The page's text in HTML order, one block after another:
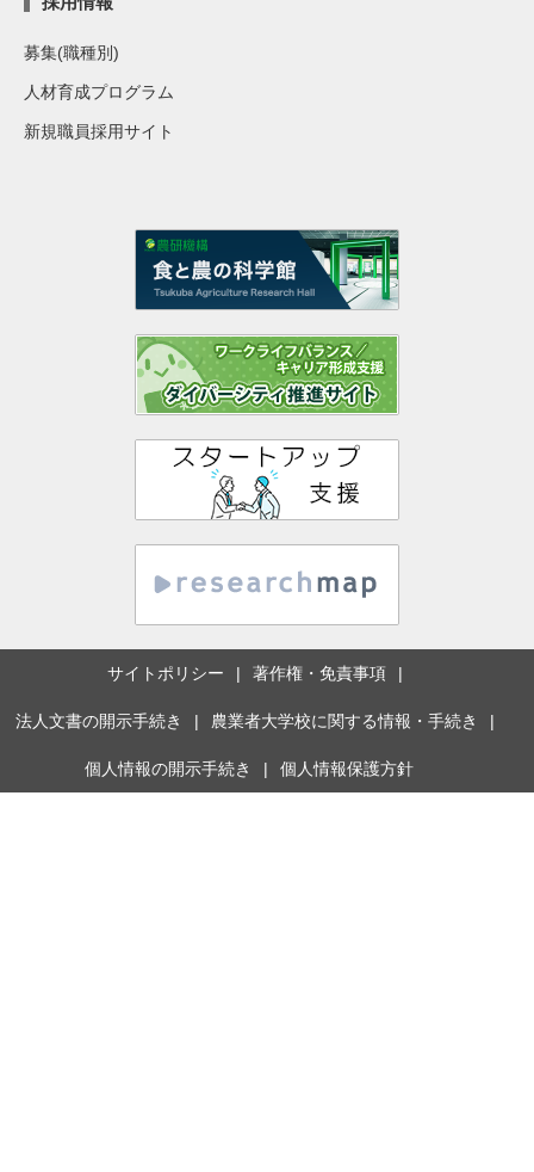
募集(職種別)
人材育成プログラム
新規職員採用サイト
サイトポリシー 著作権・免責事項
法人文書の開示手続き 農業者大学校に関する情報・手続き
個人情報の開示手続き 個人情報保護方針